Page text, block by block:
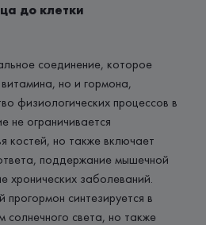
до клетки
соединение, которое
но и гормона,
физиологических процессов в
не ограничивается
костей, но также включает
поддержание мышечной
хронических заболеваний.
синтезируется в
солнечного света, но также